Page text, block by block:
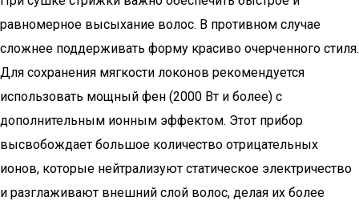
равномерное высыхание волос. В противном случае
сложнее поддерживать форму красиво очерченного стиля.
Для сохранения мягкости локонов рекомендуется
использовать мощный фен (2000 Вт и более) с
дополнительным ионным эффектом. Этот прибор
высвобождает большое количество отрицательных
ионов, которые нейтрализуют статическое электричество
и разглаживают внешний слой волос, делая их более